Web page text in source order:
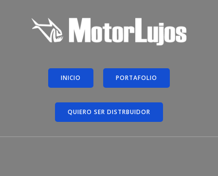
INICIO PORTAFOLIO
QUIERO SER DISTRBUIDOR